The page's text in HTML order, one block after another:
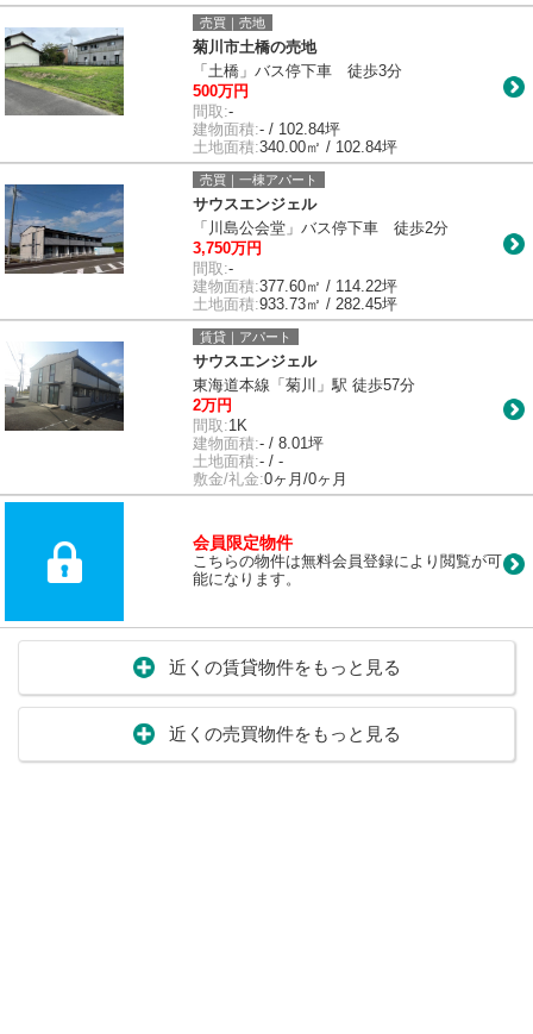
売買｜売地
菊川市土橋の売地
「土橋」バス停下車 徒歩3分
500万円
間取:-
建物面積:- / 102.84坪
土地面積:340.00㎡ / 102.84坪
売買｜一棟アパート
サウスエンジェル
「川島公会堂」バス停下車 徒歩2分
3,750万円
間取:-
建物面積:377.60㎡ / 114.22坪
土地面積:933.73㎡ / 282.45坪
賃貸｜アパート
サウスエンジェル
東海道本線「菊川」駅 徒歩57分
2万円
間取:1K
建物面積:- / 8.01坪
土地面積:- / -
敷金/礼金:0ヶ月/0ヶ月
会員限定物件
こちらの物件は無料会員登録により閲覧が可
能になります。
近くの賃貸物件をもっと見る
近くの売買物件をもっと見る